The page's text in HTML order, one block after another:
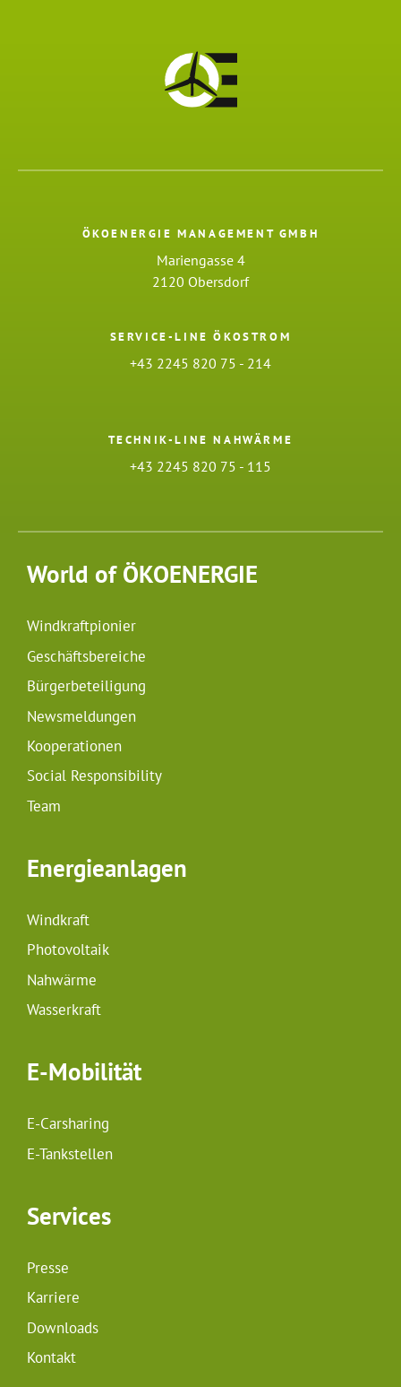
ÖKOENERGIE MANAGEMENT GMBH
Mariengasse 4
2120 Obersdorf
SERVICE-LINE ÖKOSTROM
+43 2245 820 75 - 214
TECHNIK-LINE NAHWÄRME
+43 2245 820 75 - 115
World of ÖKOENERGIE
Windkraftpionier
Geschäftsbereiche
Bürgerbeteiligung
Newsmeldungen
Kooperationen
Social Responsibility
Team
Energieanlagen
Windkraft
Photovoltaik
Nahwärme
Wasserkraft
E-Mobilität
E-Carsharing
E-Tankstellen
Services
Presse
Karriere
Downloads
Kontakt